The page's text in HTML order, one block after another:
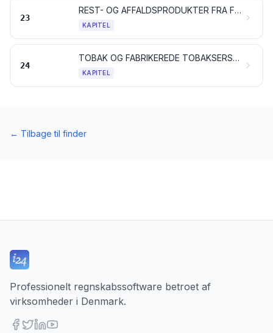
23
REST- OG AFFALDSPRODUKTER FRA FØDEVAREINDUSTRIEN; TILBEREDT DYREFODER
KAPITEL
24
TOBAK OG FABRIKEREDE TOBAKSERSTATNINGER; PRODUKTER, OGSÅ MED INDHOLD AF NIKOTIN, BESTEMT TIL INHALATION UDEN FORBRÆNDING; ANDRE NIKOTINHOLDIGE PRODUKTER TIL INDTAGELSE AF NIKOTIN I DEN MENNESKELIGE KROP
KAPITEL
← Tilbage til finder
Professionelt regnskabssoftware betroet af
virksomheder i Denmark.